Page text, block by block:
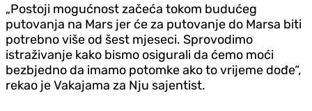
„Postoji mogućnost začeća tokom budućeg
putovanja na Mars jer će za putovanje do Marsa biti
potrebno više od šest mjeseci. Sprovodimo
istraživanje kako bismo osigurali da ćemo moći
bezbjedno da imamo potomke ako to vrijeme dođe“,
rekao je Vakajama za Nju sajentist.